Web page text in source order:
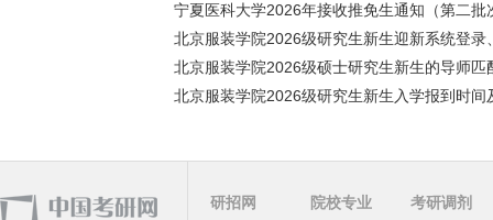
宁夏医科大学2026年接收推免生通知（第二批
北京服装学院2026级研究生新生迎新系统登录
北京服装学院2026级硕士研究生新生的导师匹
北京服装学院2026级研究生新生入学报到时间
研招网
院校专业
考研调剂